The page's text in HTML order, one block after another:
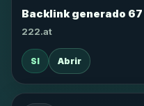
Backlink generado 67
222.at
SI Abrir